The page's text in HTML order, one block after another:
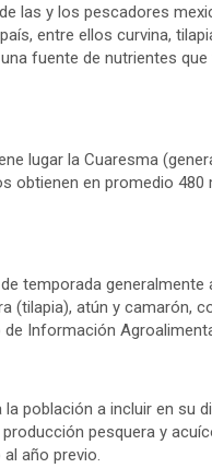
de las y los pescadores
entre ellos curvina,
fuente de nutrientes
lugar la Cuaresma
obtienen en promedio
temporada
(tilapia), atún y camarón,
Información
población a incluir en su
pesquera y
año previo.